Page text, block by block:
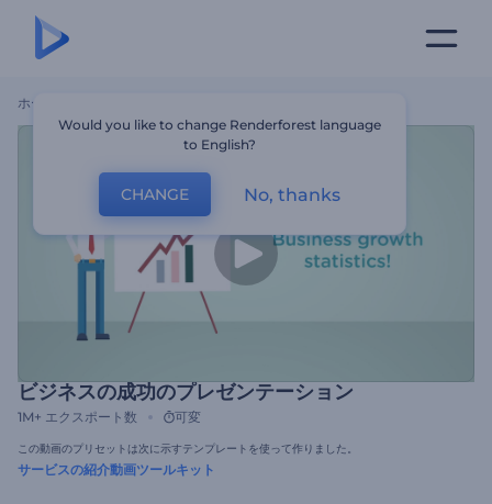
ホーム
ビジネスの成功のプレゼンテーション
1M+ エクスポート数 可変
この動画のプリセットは次に示すテンプレートを使って作りました。
サービスの紹介動画ツールキット
Would you like to change Renderforest language
to English?
CHANGE No, thanks